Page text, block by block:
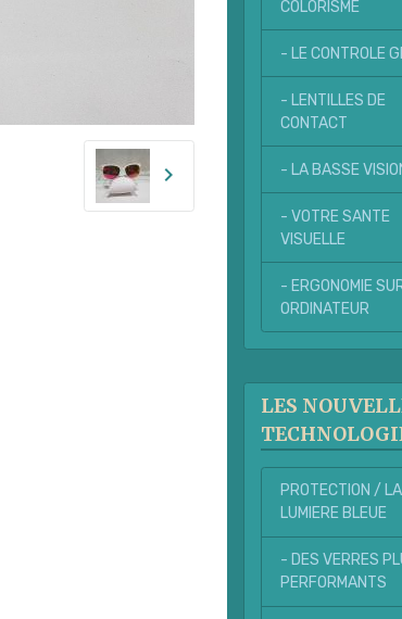
COLORISME
- LE CONTROLE
- LENTILLES DE
CONTACT
- LA BASSE
- VOTRE SANTE
VISUELLE
- ERGONOMIE
ORDINATEUR
LES
PROTECTION / LA
LUMIERE BLEUE
- DES VERRES
PERFORMANTS